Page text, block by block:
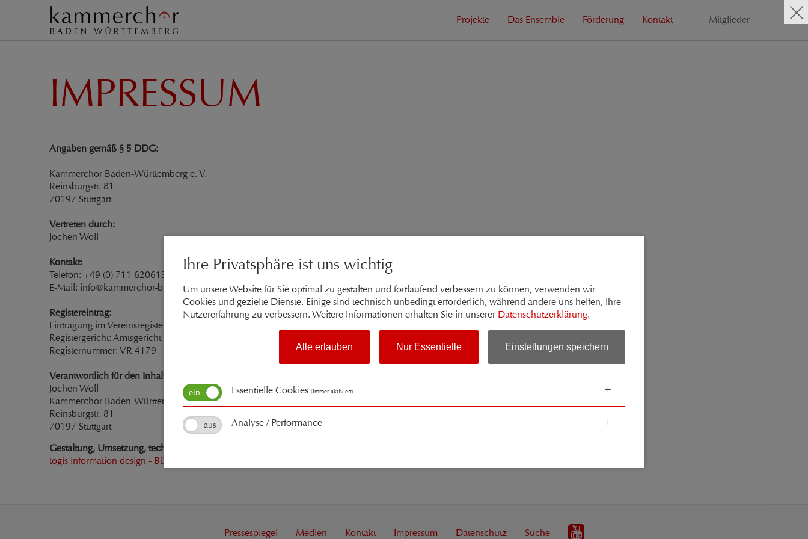
Projekte Das Ensemble Förderung Kontakt Mitglieder
IMPRESSUM
Angaben gemäß § 5 DDG:
Kammerchor Baden-Württemberg e. V.
Reinsburgstr. 81
70197 Stuttgart
Vertreten durch:
Jochen Woll
Kontakt:
Telefon: +49 (0) 711 6206133
E-Mail: info@kammerchor-bw.de
Registereintrag:
Eintragung im Vereinsregister.
Registergericht: Amtsgericht Stuttgart
Registernummer: VR 4179
Verantwortlich für den Inhalt nach § 55 Abs. 2 RStV:
Jochen Woll
Kammerchor Baden-Württemberg
Reinsburgstr. 81
70197 Stuttgart
Gestaltung, Umsetzung, technische Administration und Hosting
togis information design - Büro für digitale Kommunikation
Pressespiegel Medien Kontakt Impressum Datenschutz Suche
Ihre Privatsphäre ist uns wichtig
Um unsere Website für Sie optimal zu gestalten und fortlaufend verbessern zu können, verwenden wir
Cookies und gezielte Dienste. Einige sind technisch unbedingt erforderlich, während andere uns helfen, Ihre
Nutzererfahrung zu verbessern. Weitere Informationen erhalten Sie in unserer Datenschutzerklärung.
Alle erlauben Nur Essentielle Einstellungen speichern
Essentielle Cookies (immer aktiviert)
Analyse / Performance